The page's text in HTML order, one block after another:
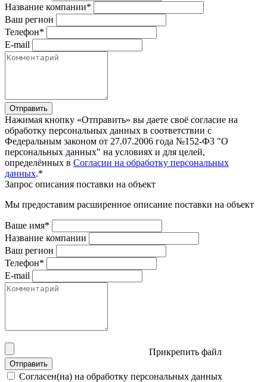
Название компании*
Ваш регион
Телефон*
E-mail
Отправить
Нажимая кнопку «Отправить» вы даете своё согласие на
обработку персональных данных в соответствии с
Федеральным законом от 27.07.2006 года №152-Ф3 "О
персональных данных" на условиях и для целей,
определённых в Согласии на обработку персональных
данных.*
Запрос описания поставки на объект
Мы предоставим расширенное описание поставки на объект
Ваше имя*
Название компании
Ваш регион
Телефон*
E-mail
Прикрепить файл
Отправить
Согласен(на) на обработку персональных данных